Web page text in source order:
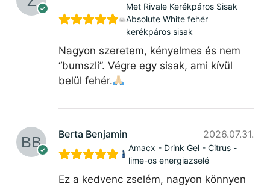
Met Rivale Kerékpáros Sisak
Absolute White fehér
kerékpáros sisak
Nagyon szeretem, kényelmes és nem
“bumszli”. Végre egy sisak, ami kívül
belül fehér.
Berta Benjamin 2026.07.31.
Amacx - Drink Gel - Citrus -
lime-os energiazselé
Ez a kedvenc zselém, nagyon könnyen